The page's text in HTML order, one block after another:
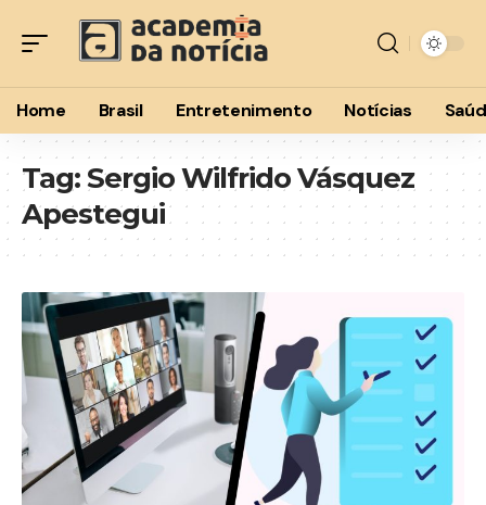
Home Brasil Entretenimento Notícias
Tag:Sergio Wilfrido Vásquez
Apestegui